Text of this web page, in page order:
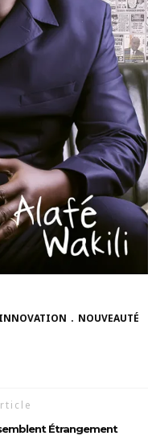
INNOVATION NOUVEAUTÉ
Étrangement